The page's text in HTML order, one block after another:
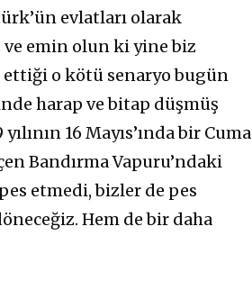
evlatları olarak
ve emin olun ki yine biz
ettiği o kötü senaryo bugün
harap ve bitap düşmüş
16 Mayıs’ında bir Cuma
Bandırma Vapuru’ndaki
etmedi, bizler de pes
Hem de bir daha